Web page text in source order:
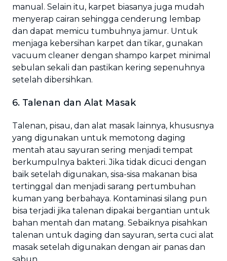
manual. Selain itu, karpet biasanya juga mudah
menyerap cairan sehingga cenderung lembap
dan dapat memicu tumbuhnya jamur. Untuk
menjaga kebersihan karpet dan tikar, gunakan
vacuum cleaner dengan shampo karpet minimal
sebulan sekali dan pastikan kering sepenuhnya
setelah dibersihkan.
6. Talenan dan Alat Masak
Talenan, pisau, dan alat masak lainnya, khususnya
yang digunakan untuk memotong daging
mentah atau sayuran sering menjadi tempat
berkumpulnya bakteri. Jika tidak dicuci dengan
baik setelah digunakan, sisa-sisa makanan bisa
tertinggal dan menjadi sarang pertumbuhan
kuman yang berbahaya. Kontaminasi silang pun
bisa terjadi jika talenan dipakai bergantian untuk
bahan mentah dan matang. Sebaiknya pisahkan
talenan untuk daging dan sayuran, serta cuci alat
masak setelah digunakan dengan air panas dan